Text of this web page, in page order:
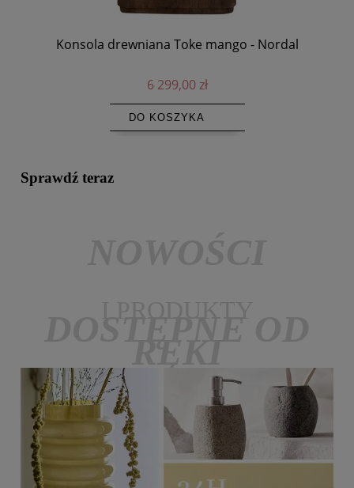
Konsola drewniana Toke mango - Nordal
6 299,00 zł
DO KOSZYKA
Sprawdź teraz